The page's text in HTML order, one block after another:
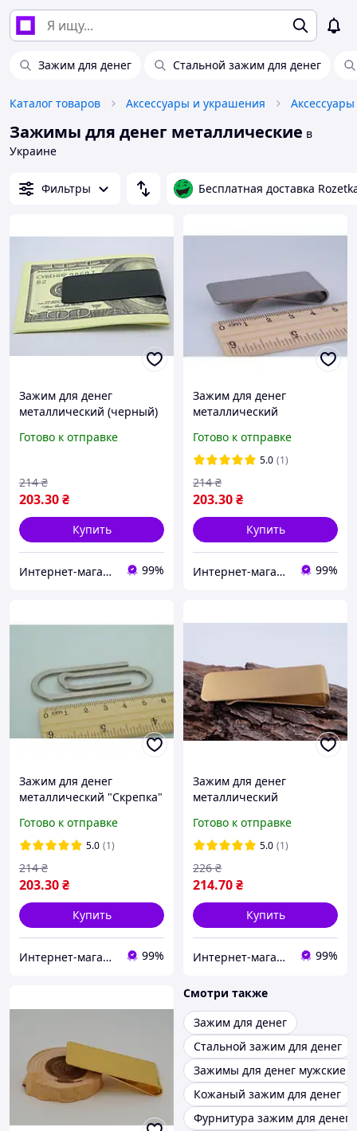
Зажим для денег Стальной зажим для денег
Каталог товаров Аксессуары и украшения Аксессуары
Зажимы для денег металлические в
Украине
Фильтры Бесплатная доставка
Зажим для денег
металлический (черный)
Готово к отправке
203.30₴
214 ₴
Купить
Интернет-магазин "Magnit" 99%
Зажим для денег
металлический
Готово к отправке
5.0 (1)
203.30₴
214 ₴
Купить
Интернет-магазин "Magnit" 99%
Зажим для денег
металлический "Скрепка"
Готово к отправке
5.0 (1)
203.30₴
214 ₴
Купить
Интернет-магазин "Magnit" 99%
Зажим для денег
металлический
арт. 03270
Готово к отправке
5.0 (1)
214.70₴
226 ₴
Купить
Интернет-магазин "Magnit" 99%
Смотри также
Зажим для денег
Стальной зажим для денег
Зажимы для денег мужские
Кожаный зажим для денег
Фурнитура зажим для денег